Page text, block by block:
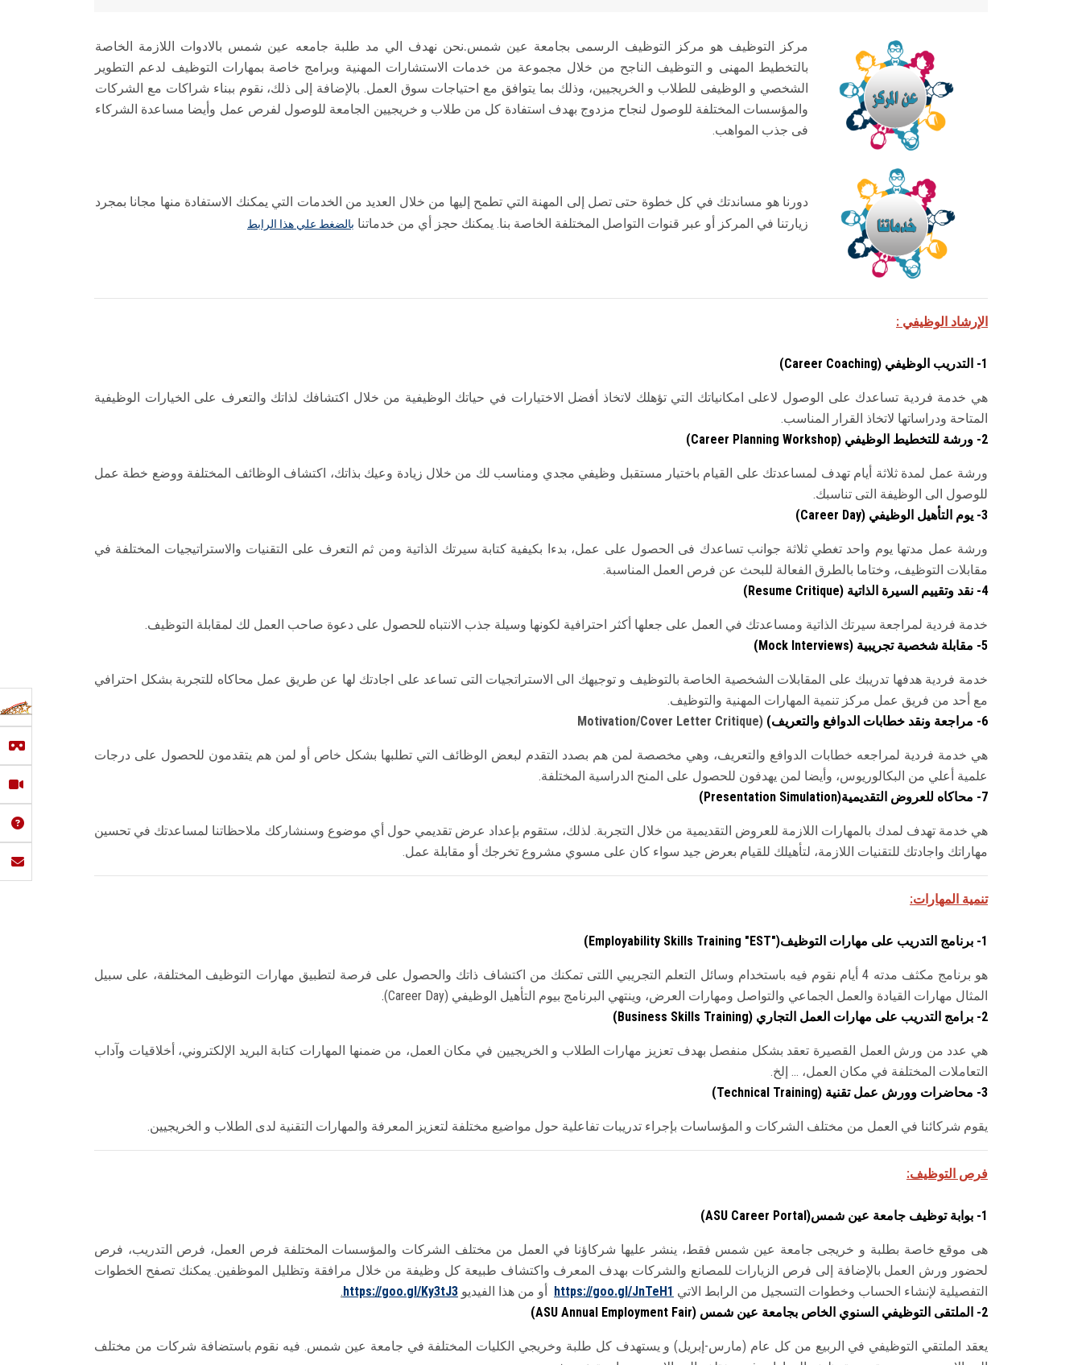
مركز التوظيف هو مركز التوظيف الرسمى بجامعة عين شمس.نحن نهدف الي مد طلبة جامعه عين شمس بالادوات اللازمة الخاصة
بالتخطيط المهنى و التوظيف الناجح من خلال مجموعة من خدمات الاستشارات المهنية وبرامج خاصة بمهارات التوظيف لدعم التطوير
الشخصي و الوظيفى للطلاب و الخريجيين، وذلك بما يتوافق مع احتياجات سوق العمل. بالإضافة إلى ذلك، نقوم ببناء شراكات مع الشركات
والمؤسسات المختلفة للوصول لنجاح مزدوج بهدف استفادة كل من طلاب و خريجيين الجامعة للوصول لفرص عمل وأيضا مساعدة الشركاء
فى جذب المواهب.
دورنا هو مساندتك في كل خطوة حتى تصل إلى المهنة التي تطمح إليها من خلال العديد من الخدمات التي يمكنك الاستفادة منها مجانا بمجرد
زيارتنا في المركز أو عبر قنوات التواصل المختلفة الخاصة بنا. يمكنك حجز أي من خدماتنا بالضغط علي هذا الرابط
الإرشاد الوظيفي :
1- التدريب الوظيفي ( Career Coaching
)
هي خدمة فردية تساعدك على الوصول لاعلى امكانياتك التي تؤهلك لاتخاذ أفضل الاختيارات في حياتك الوظيفية من خلال اكتشافك لذاتك والتعرف على الخيارات الوظيفية
المتاحة ودراساتها لاتخاذ القرار المناسب.
2- ورشة للتخطيط الوظيفي
Career Planning Workshop)
)
ورشة عمل لمدة ثلاثة أيام تهدف لمساعدتك على القيام باختيار مستقبل وظيفي مجدي ومناسب لك من خلال زيادة وعيك بذاتك، اكتشاف الوظائف المختلفة ووضع خطة عمل
للوصول الى الوظيفة التى تناسبك.
3- يوم التأهيل الوظيفي (
Career Day
)
ورشة عمل مدتها يوم واحد تغطي ثلاثة جوانب تساعدك فى الحصول على عمل، بدءا بكيفية كتابة سيرتك الذاتية ومن ثم التعرف على التقنيات والاستراتيجيات المختلفة في
مقابلات التوظيف، وختاما بالطرق الفعالة للبحث عن فرص العمل المناسبة.
4- نقد وتقييم السيرة الذاتية (
Resume Critique
)
خدمة فردية لمراجعة سيرتك الذاتية ومساعدتك في العمل على جعلها أكثر احترافية لكونها وسيلة جذب الانتباه للحصول على دعوة صاحب العمل لك لمقابلة التوظيف.
5- مقابلة شخصية تجريبية (
Mock Interviews
)
خدمة فردية هدفها تدريبك على المقابلات الشخصية الخاصة بالتوظيف و توجيهك الى الاستراتجيات التى تساعد على اجادتك لها عن طريق عمل محاكاه للتجربة بشكل احترافي
مع أحد من فريق عمل مركز تنمية المهارات المهنية والتوظيف.
6- مراجعة ونقد
خطابات الدوافع والتعريف(
Motivation/Cover Letter Critique)
هي خدمة فردية لمراجعه خطابات الدوافع والتعريف، وهي مخصصة لمن هم بصدد التقدم لبعض الوظائف التي تطلبها بشكل خاص أو لمن هم يتقدمون للحصول على درجات
علمية أعلي من البكالوريوس، وأيضا لمن يهدفون للحصول على المنح الدراسية المختلفة.
7- محاكاه للعروض التقديمية
(Presentation Simulation)
هي خدمة تهدف لمدك بالمهارات اللازمة للعروض التقديمية من خلال التجربة. لذلك، ستقوم بإعداد عرض تقديمي حول أي موضوع وسنشاركك ملاحظاتنا لمساعدتك في تحسين
مهاراتك واجادتك للتقنيات اللازمة، لتأهيلك للقيام بعرض جيد سواء كان على مسوي مشروع تخرجك أو مقابلة عمل.
تنمية المهارات:
1- برنامج التدريب على مهارات التوظيف (Employability Skills Training "EST")
هو برنامج مكثف مدته 4 أيام نقوم فيه باستخدام وسائل التعلم التجريبي اللتى تمكنك من اكتشاف ذاتك والحصول على فرصة لتطبيق مهارات التوظيف المختلفة، على سبيل
المثال مهارات القيادة والعمل الجماعي والتواصل ومهارات العرض، وينتهي البرنامج بيوم التأهيل الوظيفي (Career Day
)
.
2- برامج التدريب على مهارات العمل التجاري
Business Skills Training)
)
هي عدد من ورش العمل القصيرة تعقد بشكل منفصل بهدف تعزيز مهارات الطلاب و الخريجيين في مكان العمل، من ضمنها المهارات كتابة البريد الإلكتروني، أخلاقيات وآداب
التعاملات المختلفة في مكان العمل، ... إلخ.
3- محاضرات وورش عمل تقنية (
Technical Training
)
يقوم شركائنا في العمل من مختلف الشركات و المؤساسات بإجراء تدريبات تفاعلية حول مواضيع مختلفة لتعزيز المعرفة والمهارات التقنية لدى الطلاب و الخريجيين.
فرص التوظيف:
1- بوابة توظيف جامعة عين شمس (ASU Career Portal)
هى موقع خاصة بطلبة و خريجى جامعة عين شمس فقط، ينشر عليها شركاؤنا في العمل من مختلف الشركات والمؤسسات المختلفة فرص العمل، فرص التدريب، فرص
لحضور ورش العمل بالإضافة إلى فرص الزيارات للمصانع والشركات بهدف المعرف واكتشاف طبيعة كل وظيفة من خلال مرافقة وتظليل الموظفين. يمكنك تصفح الخطوات
التفصيلية لإنشاء الحساب وخطوات التسجيل من الرابط الاتي https://goo.gl/JnTeH1 أو من هذا الفيديو https://goo.gl/Ky3tJ3
.
2- الملتقى التوظيفي السنوي الخاص بجامعة عين شمس
ASU Annual Employment Fair)
)
يعقد الملتقي التوظيفي في الربيع من كل عام (مارس-إبريل) و يستهدف كل طلبة وخريجي الكليات المختلفة في جامعة عين شمس. فيه نقوم باستضافة شركات من مختلف